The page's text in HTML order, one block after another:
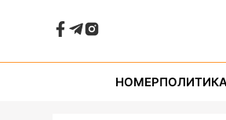
НОМЕРПОЛИТИКА